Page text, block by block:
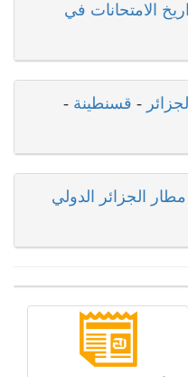
الامتحانات في
- قسنطينة -
الجزائر الدولي